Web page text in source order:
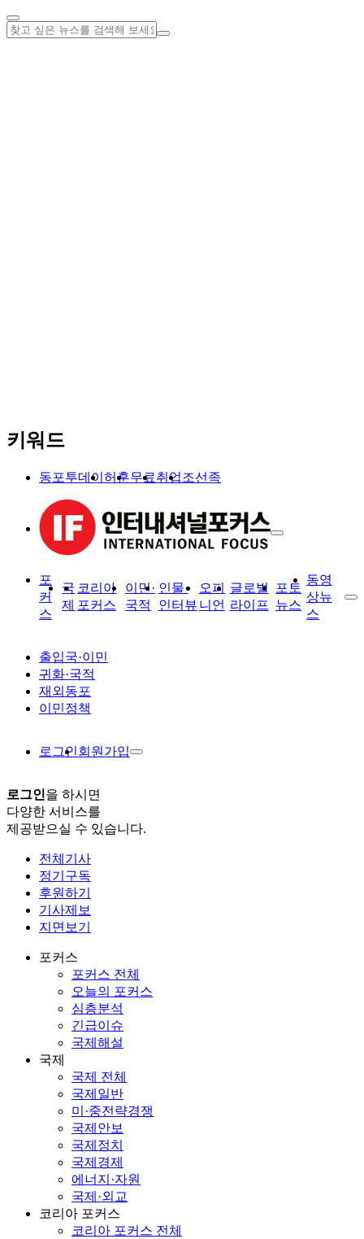
키워드
동포투데이 허훈무료취업조선족
포
커
스
국
제
코리아
포커스
이민·
국적
인물·
인터뷰
오피
니언
글로벌
라이프
포토
뉴스
동영
상뉴
스
출입국·이민
귀화·국적
재외동포
이민정책
로그인회원가입
로그인을 하시면
다양한 서비스를
제공받으실 수 있습니다.
전체기사
정기구독
후원하기
기사제보
지면보기
포커스
포커스 전체
오늘의 포커스
심층분석
긴급이슈
국제해설
국제
국제 전체
국제일반
미·중전략경쟁
국제안보
국제정치
국제경제
에너지·자원
국제·외교
코리아 포커스
코리아 포커스 전체